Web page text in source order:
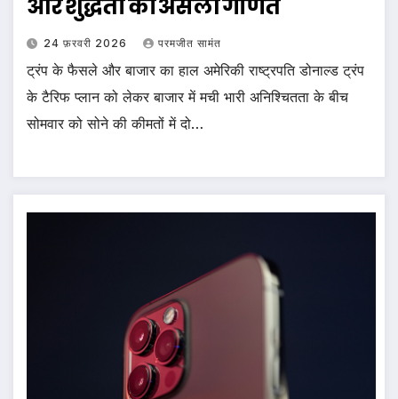
और शुद्धता का असली गणित
24 फ़रवरी 2026 परमजीत सामंत
ट्रंप के फैसले और बाजार का हाल अमेरिकी राष्ट्रपति डोनाल्ड ट्रंप
के टैरिफ प्लान को लेकर बाजार में मची भारी अनिश्चितता के बीच
सोमवार को सोने की कीमतों में दो…